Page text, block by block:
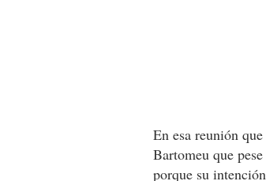
En esa reunión
Bartomeu que
porque su